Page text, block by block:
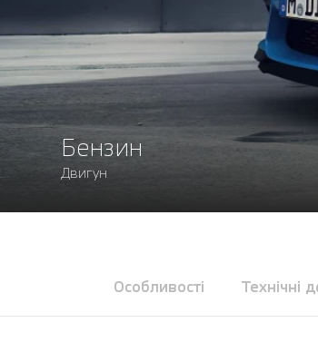
Бензин
Двигун
Особливості Технічні